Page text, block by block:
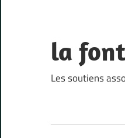
content
la
Les soutiens